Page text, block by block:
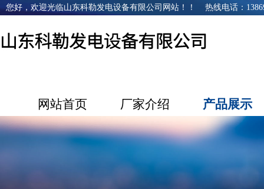
您好，欢迎光临山东科勒发电设备有限公司网站！！ 热线电话：
网站首页 厂家介绍 产品展示